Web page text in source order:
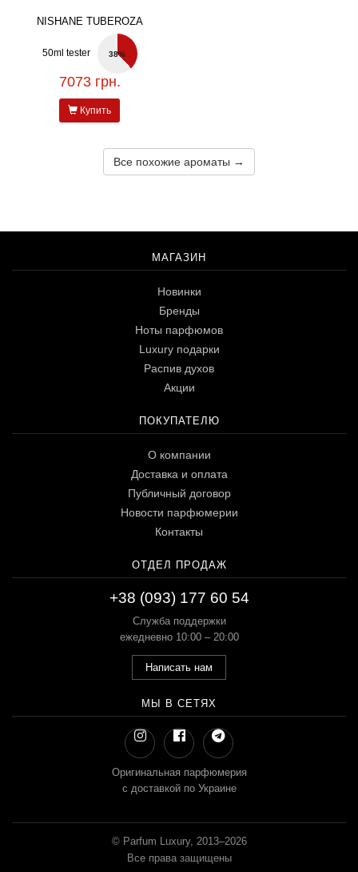
NISHANE TUBEROZA
50ml tester 38%
7073 грн.
Купить
Все похожие ароматы →
МАГАЗИН
Новинки
Бренды
Ноты парфюмов
Luxury подарки
Распив духов
Акции
ПОКУПАТЕЛЮ
О компании
Доставка и оплата
Публичный договор
Новости парфюмерии
Контакты
ОТДЕЛ ПРОДАЖ
+38 (093) 177 60 54
Служба поддержки
ежедневно 10:00 – 20:00
Написать нам
МЫ В СЕТЯХ
Оригинальная парфюмерия
с доставкой по Украине
© Parfum Luxury, 2013–2026
Все права защищены